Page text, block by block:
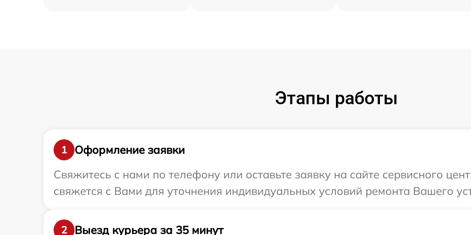
Этапы работы
1
Оформление заявки
Свяжитесь с нами по телефону или оставьте заявку на сайте сервисного
свяжется с Вами для уточнения индивидуальных условий ремонта Вашего
2
Выезд курьера за 35 минут